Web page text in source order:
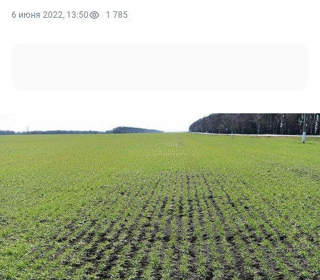
6 июня 2022, 13:50 1 785